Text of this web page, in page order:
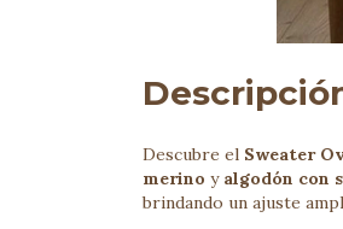
Descubre el Sweater
merino y algodón con
brindando un ajuste